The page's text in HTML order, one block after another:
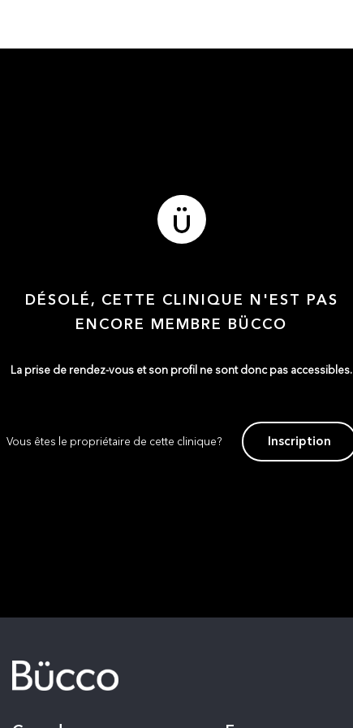
DÉSOLÉ, CETTE CLINIQUE N'EST PAS
ENCORE MEMBRE BÜCCO
La prise de rendez-vous et son profil ne sont donc pas accessibles.
Vous êtes le propriétaire de cette clinique? Inscription